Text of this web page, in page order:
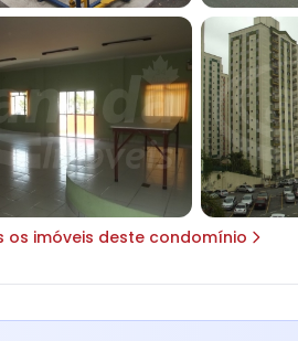
os imóveis deste condomínio